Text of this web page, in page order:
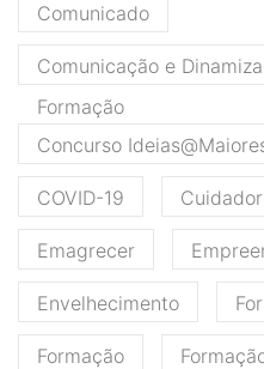
Comunicado
Comunicação e
Formação
Concurso
COVID-19
Emagrecer
Envelhecimento
Formação